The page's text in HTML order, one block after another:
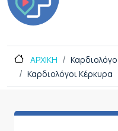
ΑΡΧΙΚΗ
Καρδιολόγοι Κέρκυρα